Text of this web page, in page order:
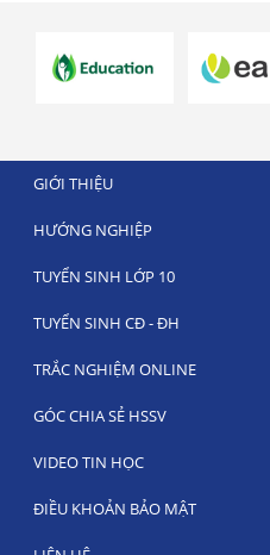
GIỚI THIỆU
HƯỚNG NGHIỆP
TUYỂN SINH LỚP 10
TUYỂN SINH CĐ - ĐH
TRẮC NGHIỆM ONLINE
GÓC CHIA SẺ HSSV
VIDEO TIN HỌC
ĐIỀU KHOẢN BẢO MẬT